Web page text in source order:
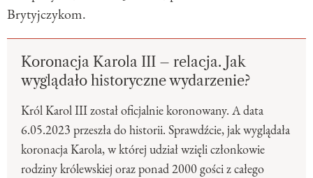
Brytyjczykom.
Koronacja Karola III – relacja. Jak
wyglądało historyczne wydarzenie?
Król Karol III został oficjalnie koronowany. A data
6.05.2023 przeszła do historii. Sprawdźcie, jak wyglądała
koronacja Karola, w której udział wzięli członkowie
rodziny królewskiej oraz ponad 2000 gości z całego